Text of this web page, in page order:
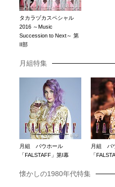
タカラヅカスペシャル
2016 ～Music
Succession to Next～ 第
II部
月組特集
月組 バウホール
「FALSTAFF」第I幕
月組 バ
「
懐かしの1980年代特集